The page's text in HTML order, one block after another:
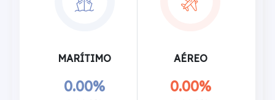
MARÍTIMO
0.00%
AÉREO
0.00%